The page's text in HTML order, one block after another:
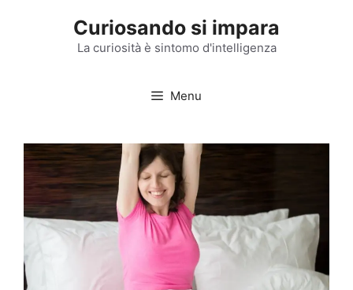
Curiosando si impara
La curiosità è sintomo d'intelligenza
Menu